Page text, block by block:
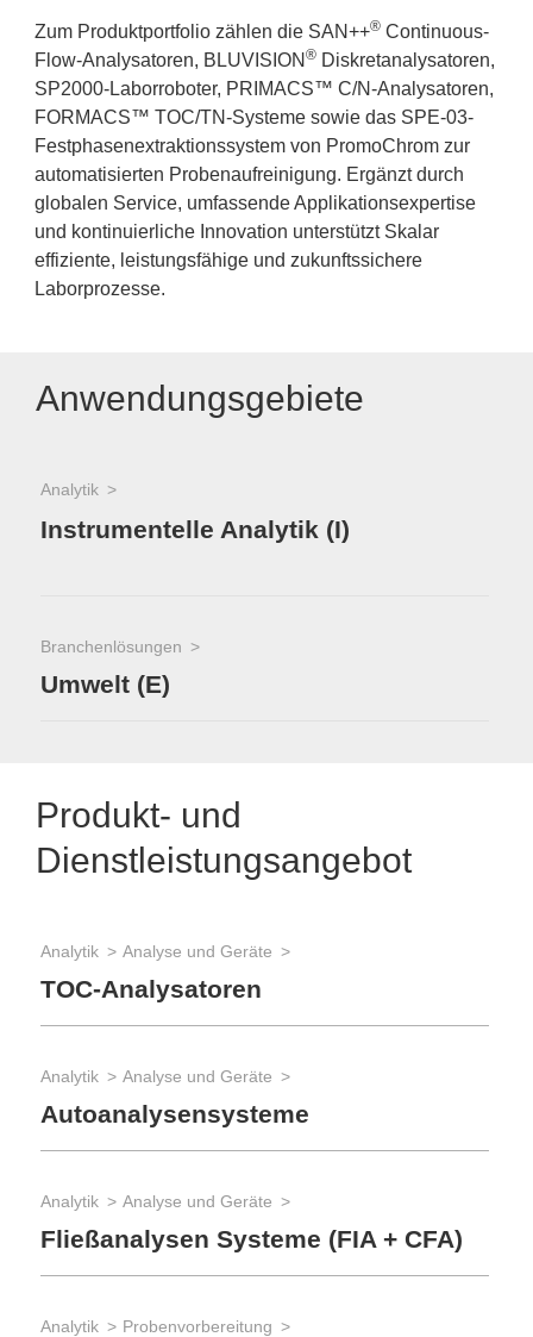
Zum Produktportfolio zählen die SAN++® Continuous-
Flow-Analysatoren, BLUVISION ® Diskretanalysatoren,
SP2000-Laborroboter, PRIMACS™ C/N-Analysatoren,
FORMACS™ TOC/TN-Systeme sowie das SPE-03-
Festphasenextraktionssystem von PromoChrom zur
automatisierten Probenaufreinigung. Ergänzt durch
globalen Service, umfassende Applikationsexpertise
und kontinuierliche Innovation unterstützt Skalar
effiziente, leistungsfähige und zukunftssichere
Laborprozesse.
Anwendungsgebiete
Analytik
Instrumentelle Analytik (I)
Branchenlösungen
Umwelt (E)
Produkt- und
Dienstleistungsangebot
Analytik Analyse und Geräte
TOC-Analysatoren
Analytik Analyse und Geräte
Autoanalysensysteme
Analytik Analyse und Geräte
Fließanalysen Systeme (FIA + CFA)
Analytik Probenvorbereitung